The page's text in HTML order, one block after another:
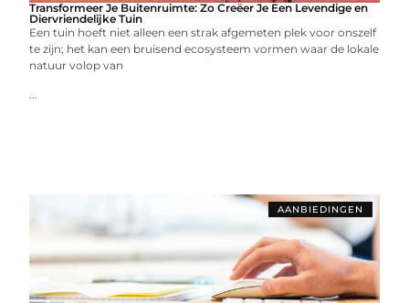
Transformeer Je Buitenruimte: Zo Creëer Je Een Levendige en
Diervriendelijke Tuin
Een tuin hoeft niet alleen een strak afgemeten plek voor onszelf
te zijn; het kan een bruisend ecosysteem vormen waar de lokale
natuur volop van
...
AANBIEDINGEN